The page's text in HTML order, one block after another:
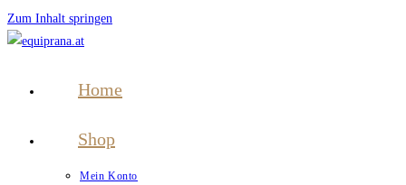
Zum Inhalt springen
Home
Shop
Mein Konto